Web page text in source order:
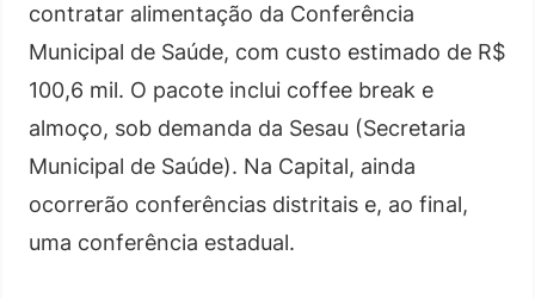
contratar alimentação da Conferência
Municipal de Saúde, com custo estimado de R$
100,6 mil. O pacote inclui coffee break e
almoço, sob demanda da Sesau (Secretaria
Municipal de Saúde). Na Capital, ainda
ocorrerão conferências distritais e, ao final,
uma conferência estadual.